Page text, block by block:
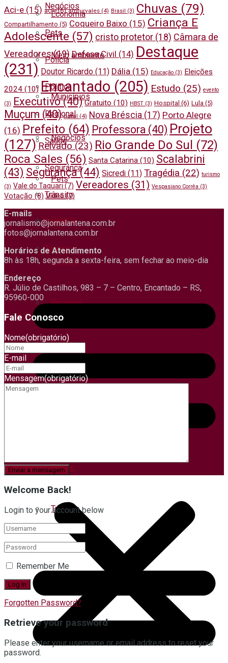
Economia
Meio ambiente
Municípios
Negócios
Pets
Polícia
Política
Regional
Saúde
Segurança
Tempo
Turismo
Negócios
Pets
Polícia
Política
Regional
Saúde
Segurança
Trânsito
Tempo
Turismo
Aci-e (15) acie(6) amturvales (4) Brasil (3) Chuvas (79)
Compartilhamento (5) Coqueiro Baixo (15) Criança E
Adolescente (57) cristo protetor (18) Câmara de
Vereadores(19) Defesa Civil (14) Destaque
(231) Doutor Ricardo (11) Dália (15) Educação (3) Eleições
2024 (10) Encantado (205) Estudo (25) evento
(3) Executivo(40) Gratuito (10) HBST (3) Hospital (6) Lula (5)
Muçum (40) natal (4) Nova Bréscia (17) Porto Alegre
(16) Prefeito (64) Professora (40) Projeto
(127)Relvado (23) Rio Grande Do Sul (72)
Roca Sales (56) Santa Catarina (10) Scalabrini
(43) Segurança(44) Sicredi (11) Tragédia (22) turismo
(3) Vale do Taquari (7) Vereadores (31) Vespasiano Corrêa (3)
Votação (8) Vídeo(7)
E-mails
jornalismo@jornalantena.com.br
fotos@jornalantena.com.br
Horários de Atendimento
8h às 18h, segunda a sexta-feira, sem fechar ao meio-dia
Endereço
R. Júlio de Castilhos, 983 – 7 – Centro, Encantado – RS,
95960-000
Fale Conosco
Nome(obrigatório)
E-mail
Mensagem(obrigatório)
Welcome Back!
Login to your account below
Remember Me
Forgotten Password?
Retrieve your password
Please enter your username or email address to reset your
password.